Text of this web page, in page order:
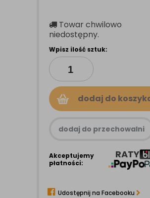
Towar chwilowo
niedostępny.
Wpisz ilość sztuk:
dodaj do
dodaj do przechowalni
Akceptujemy
płatności:
RATY
Udostępnij na Facebooku